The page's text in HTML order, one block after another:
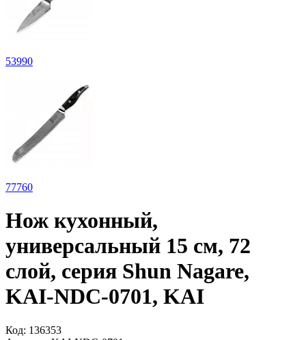
53990
77760
Нож кухонный,
универсальный 15 см, 72
слой, серия Shun Nagare,
KAI-NDC-0701, KAI
Код: 136353